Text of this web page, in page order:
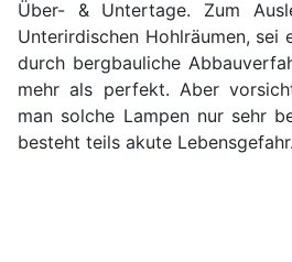
Über- & Untertage. Zum
Unterirdischen Hohlräumen,
durch bergbauliche
mehr als perfekt. Aber
man solche Lampen nur sehr
besteht teils akute Lebensgefahr.